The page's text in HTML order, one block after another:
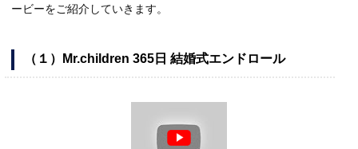
ービーをご紹介していきます。
（１）Mr.children 365日 結婚式エンドロール